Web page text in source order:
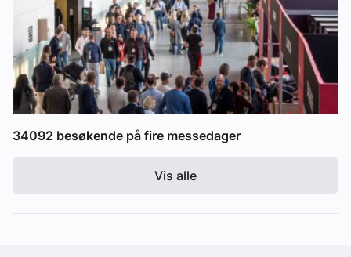
34092 besøkende på fire messedager
Vis alle